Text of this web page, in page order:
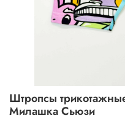
Штропсы
Милашка Сьюзи